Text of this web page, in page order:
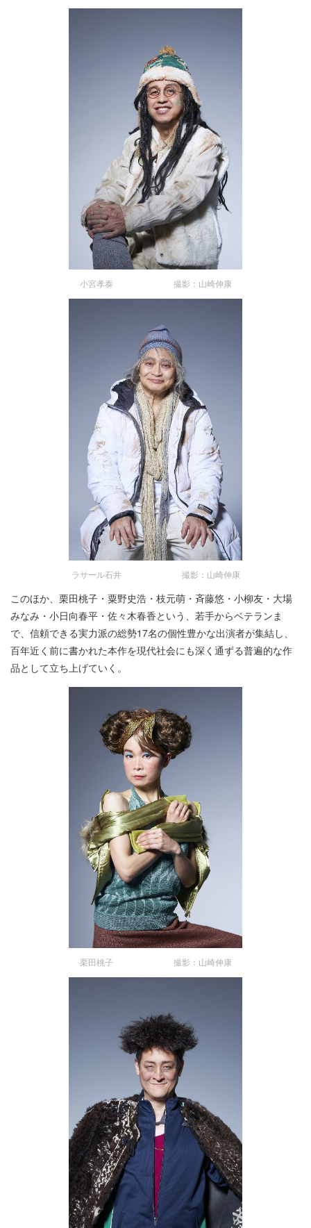
小宮孝泰 撮影：山崎伸康
ラサール石井 撮影：山崎伸康
このほか、栗田桃子・粟野史浩・枝元萌・斉藤悠・小柳友・大場
みなみ・小日向春平・佐々木春香という、若手からベテランま
で、信頼できる実力派の総勢17名の個性豊かな出演者が集結し、
百年近く前に書かれた本作を現代社会にも深く通ずる普遍的な作
品として立ち上げていく。
栗田桃子 撮影：山崎伸康